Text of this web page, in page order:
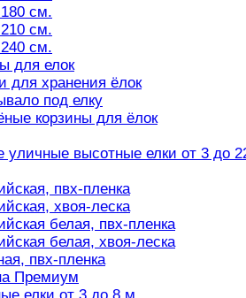
см.
см.
см.
для елок
для хранения ёлок
под елку
корзины для ёлок
уличные высотные елки от 3 до
пвх-пленка
хвоя-леска
белая, пвх-пленка
белая, хвоя-леска
пвх-пленка
Премиум